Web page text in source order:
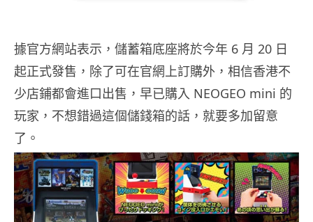
據官方網站表示，儲蓄箱底座將於今年 6 月 20 日
起正式發售，除了可在官網上訂購外，相信香港不
少店鋪都會進口出售，早已購入 NEOGEO mini 的
玩家，不想錯過這個儲錢箱的話，就要多加留意
了。